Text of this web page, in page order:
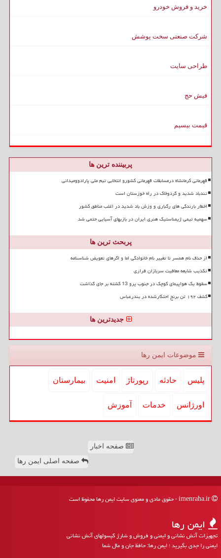
خرید و فروش خودرو
شرکت صنعتی سخت پوشش
طراحی سایت
فیش حج
قیمت بیسیم
پربیننده ترین ها
قهرمانی کرمانشاه درمسابقات قهرمانی کشورو انتخابی تیم ملی پارادوومیدانی
تندباد شدید و گردوخاک در راه خوزستان است
اخطار بارندگی های رگباری و وزش باد شدید در اغلب مناطق کشور
سهمیه تیمی ژیمناستیک هنری ایران در بازیهای آسیایی حتمی شد
پربحث ترین ها
از حذف نام همسر تا تغییر نام خانوادگی اما و اگرهای تعویض شناسنامه
تکذیب شایعه معافیت سربازان فراری
سقوط یک هواپیمای کوچک در جنوب پرو 13 کشته بر جای گذاشت
کشف ۱۹۲ تن برنج احتکارشده در بندرعباس
جدیدترین ها
موضوعات ایمن رها
پلیس حادثه رپورتاژ امنیت بیمارستان
اورژانس خدمات آموزش
صفحه اخبار
صفحه اصلی ایمن رها
ایمن رها
تجهیزات آتش نشانی و ایمنی و فروش و شارژ کپسولهای آتش نشانی
ایمنی را جدی بگیرید ؛ ایمن رها: حافظ جان و مال شما